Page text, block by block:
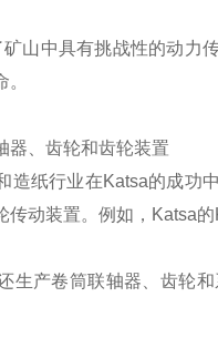
山中具有挑战性的动力
器、齿轮和齿轮装置
造纸行业在Katsa的成功
传动装置。例如，Katsa
生产卷筒联轴器、齿轮